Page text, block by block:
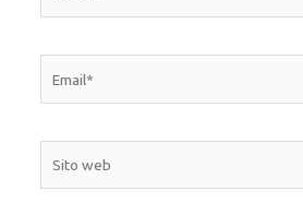
web